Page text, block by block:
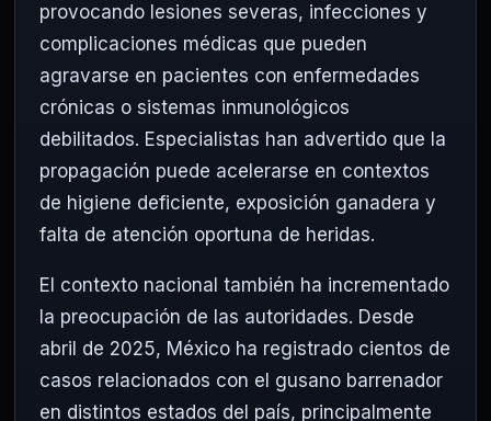
provocando lesiones severas, infecciones y
complicaciones médicas que pueden
agravarse en pacientes con enfermedades
crónicas o sistemas inmunológicos
debilitados. Especialistas han advertido que la
propagación puede acelerarse en contextos
de higiene deficiente, exposición ganadera y
falta de atención oportuna de heridas.
El contexto nacional también ha incrementado
la preocupación de las autoridades. Desde
abril de 2025, México ha registrado cientos de
casos relacionados con el gusano barrenador
en distintos estados del país, principalmente